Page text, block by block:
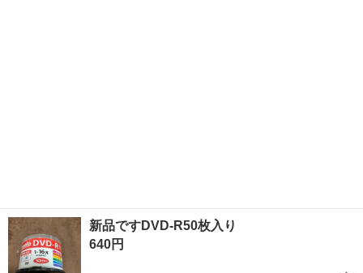
新品ですDVD-R50枚入り
640円